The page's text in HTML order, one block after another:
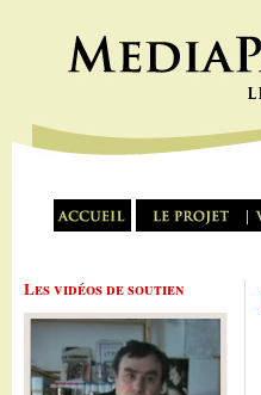
Les vidéos de soutien